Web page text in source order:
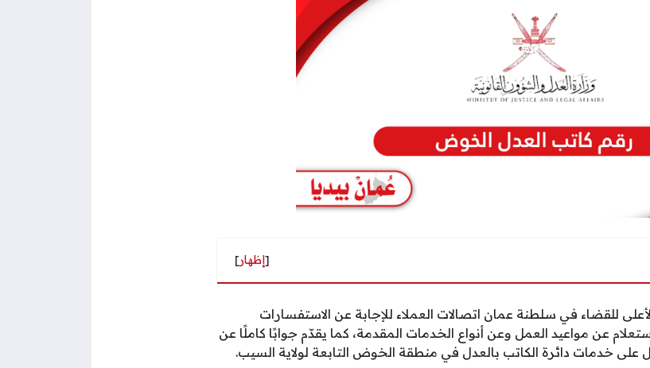
[إظهار]
للقضاء في سلطنة عمان اتصالات العملاء للإجابة عن الاستفسارات
عن مواعيد العمل وعن أنواع الخدمات المقدمة، كما يقدّم جوابًا كاملًا عن
على خدمات دائرة الكاتب بالعدل في منطقة الخوض التابعة لولاية السيب.